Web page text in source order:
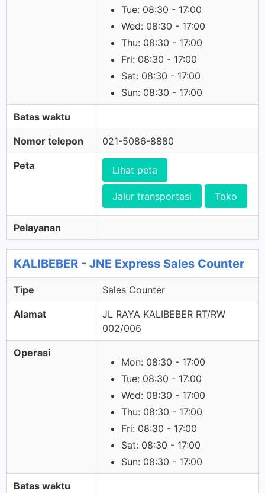
Tue: 08:30 - 17:00
Wed: 08:30 - 17:00
Thu: 08:30 - 17:00
Fri: 08:30 - 17:00
Sat: 08:30 - 17:00
Sun: 08:30 - 17:00
Batas waktu
Nomor telepon 021-5086-8880
Peta Lihat peta
Jalur transportasi Toko
Pelayanan
KALIBEBER - JNE Express Sales Counter
Tipe Sales Counter
Alamat
JL RAYA KALIBEBER RT/RW
002/006
Operasi
Mon: 08:30 - 17:00
Tue: 08:30 - 17:00
Wed: 08:30 - 17:00
Thu: 08:30 - 17:00
Fri: 08:30 - 17:00
Sat: 08:30 - 17:00
Sun: 08:30 - 17:00
Batas waktu